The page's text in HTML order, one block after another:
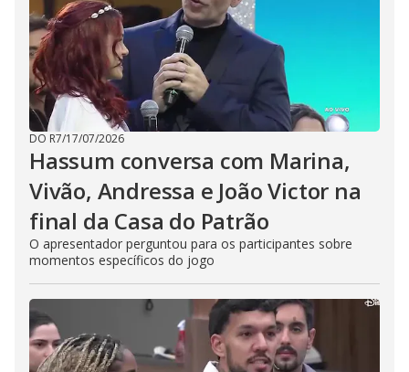
DO R7/17/07/2026
Hassum conversa com Marina,
Vivão, Andressa e João Victor na
final da Casa do Patrão
O apresentador perguntou para os participantes sobre
momentos específicos do jogo